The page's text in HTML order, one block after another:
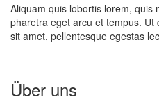
Aliquam quis lobortis lorem, quis
pharetra eget arcu et tempus.
sit amet, pellentesque egestas
Über uns